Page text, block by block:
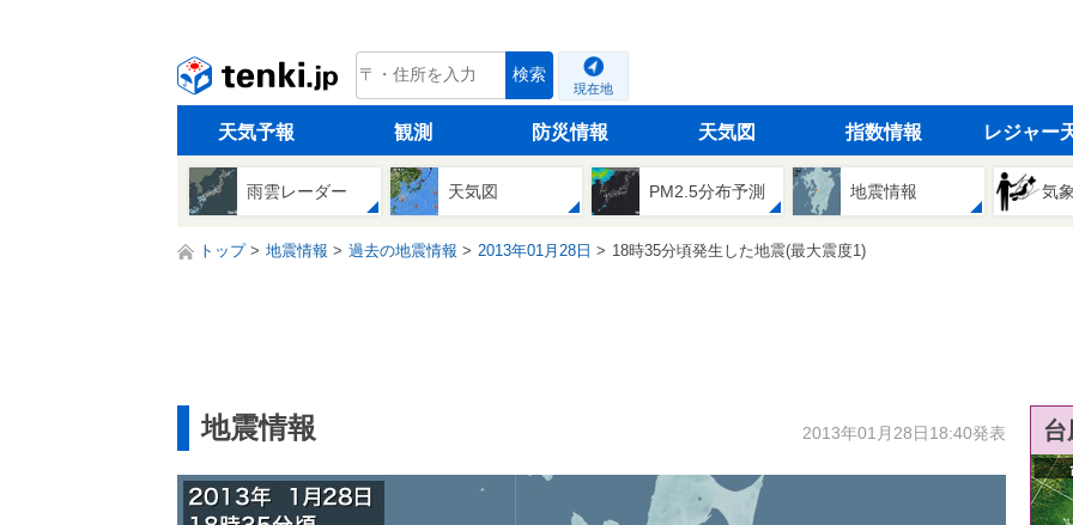
tenki.jp 検索
現在地
天気予報 観測 防災情報 天気図 指数情報 レジャー
雨雲レーダー 天気図 PM2.5分布予測 地震情報 気
トップ 地震情報 過去の地震情報 2013年01月28日 18時35分頃発生した地震(最大震度1)
地震情報 2013年01月28日18:40発表